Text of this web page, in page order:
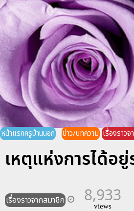
หน้าแรกครูบ้านนอก ข่าว/บทความ เรื่องราว
เหตุแห่งการได้อ
เรื่องราวจากสมาชิก 8,933
views